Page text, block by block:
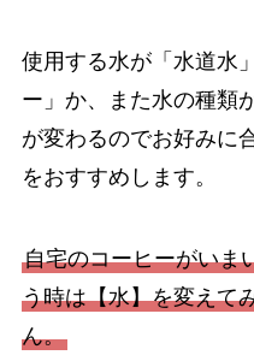
使用する水が「水道水
ー」か、また水の種類
が変わるのでお好みに
をおすすめします。
自宅のコーヒーがいま
う時は【水】を変えて
ん。